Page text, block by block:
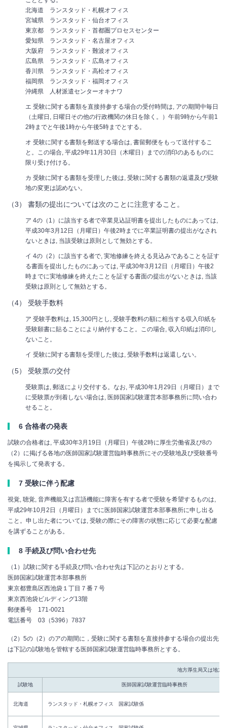
北海道 ランスタッド・札幌オフィス
宮城県 ランスタッド・仙台オフィス
東京都 ランスタッド・首都圏プロセスセンター
愛知県 ランスタッド・名古屋オフィス
大阪府 ランスタッド・難波オフィス
広島県 ランスタッド・広島オフィス
香川県 ランスタッド・高松オフィス
福岡県 ランスタッド・福岡オフィス
沖縄県 人材派遣センターオキナワ
エ 受験に関する書類を直接持参する場合の受付時間は, アの期間中毎日
（土曜日, 日曜日その他の行政機関の休日を除く。）午前9時から午前1
2時までと午後1時から午後5時までとする。
オ 受験に関する書類を郵送する場合は, 書留郵便をもって送付するこ
と。この場合, 平成29年11月30日（木曜日）までの消印のあるものに
限り受け付ける。
カ 受験に関する書類を受理した後は, 受験に関する書類の返還及び受験
地の変更は認めない。
（3） 書類の提出については次のことに注意すること。
ア 4の（1）に該当する者で卒業見込証明書を提出したものにあっては,
平成30年3月12日（月曜日）午後2時までに卒業証明書の提出がなされ
ないときは, 当該受験は原則として無効とする。
イ 4の（2）に該当する者で, 実地修練を終える見込みであることを証す
る書面を提出したものにあっては, 平成30年3月12日（月曜日）午後2
時までに実地修練を終えたことを証する書面の提出がないときは, 当該
受験は原則として無効とする。
（4） 受験手数料
ア 受験手数料は, 15,300円とし, 受験手数料の額に相当する収入印紙を
受験願書に貼ることにより納付すること。この場合, 収入印紙は消印し
ないこと。
イ 受験に関する書類を受理した後は, 受験手数料は返還しない。
（5） 受験票の交付
受験票は, 郵送により交付する。なお, 平成30年1月29日（月曜日）まで
に受験票が到着しない場合は, 医師国家試験運営本部事務所に問い合わ
せること。
6 合格者の発表
試験の合格者は, 平成30年3月19日（月曜日）午後2時に厚生労働省及び8の
（2）に掲げる各地の医師国家試験運営臨時事務所にその受験地及び受験番号
を掲示して発表する。
7 受験に伴う配慮
視覚, 聴覚, 音声機能又は言語機能に障害を有する者で受験を希望するものは,
平成29年10月2日（月曜日）までに医師国家試験運営本部事務所に申し出る
こと。申し出た者については, 受験の際にその障害の状態に応じて必要な配慮
を講ずることがある。
8 手続及び問い合わせ先
（1）試験に関する手続及び問い合わせ先は下記のとおりとする。
医師国家試験運営本部事務所
東京都豊島区西池袋１丁目７番７号
東京西池袋ビルディング13階
郵便番号 171-0021
電話番号 03（5396）7837
（2）5の（2）のアの期間に，受験に関する書類を直接持参する場合の提出先
は下記の試験地を管轄する医師国家試験運営臨時事務所とする。
地方厚生局又は地方
試験地 医師国家試験運営臨時事務所
北海道 ランスタッド・札幌オフィス 国家試験係